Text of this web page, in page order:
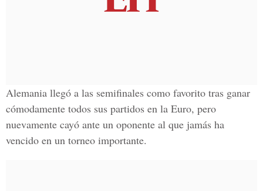
Alemania llegó a las semifinales como favorito tras ganar
cómodamente todos sus partidos en la Euro, pero
nuevamente cayó ante un oponente al que jamás ha
vencido en un torneo importante.